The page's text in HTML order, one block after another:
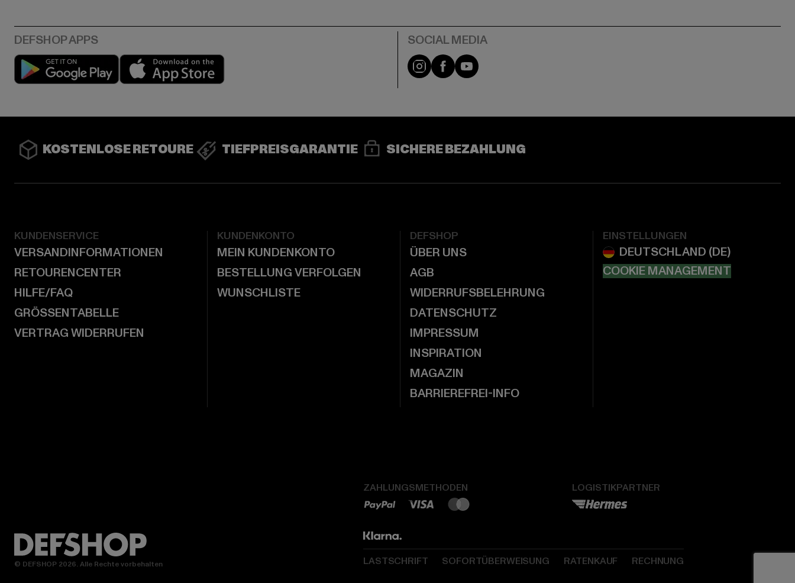
Play market Instagram
FacebookYouTube
KOSTENLOSE RETOURE TIEFPREISGARANTIE SICHERE BEZAHLUNG
KUNDENSERVICE
VERSANDINFORMATIONEN
RETOURENCENTER
HILFE/FAQ
GRÖSSENTABELLE
VERTRAG WIDERRUFEN
KUNDENKONTO
MEIN KUNDENKONTO
BESTELLUNG VERFOLGEN
WUNSCHLISTE
DEFSHOP
ÜBER UNS
AGB
WIDERRUFSBELEHRUNG
DATENSCHUTZ
IMPRESSUM
INSPIRATION
MAGAZIN
BARRIEREFREI-INFO
EINSTELLUNGEN
COOKIE MANAGEMENT
ZAHLUNGSMETHODEN LOGISTIKPARTNER
LASTSCHRIFT SOFORTÜBERWEISUNG RATENKAUF RECHNUNG
© DEFSHOP 2026. Alle Rechte vorbehalten